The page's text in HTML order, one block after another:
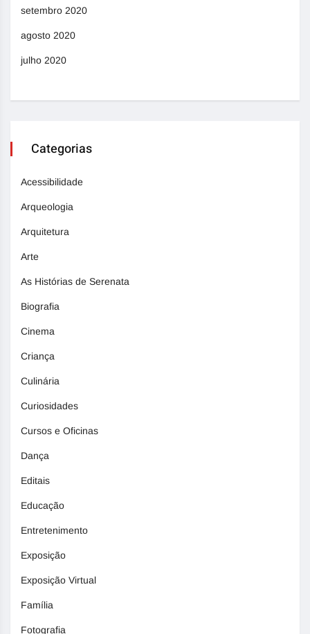
setembro 2020
agosto 2020
julho 2020
Categorias
Acessibilidade
Arqueologia
Arquitetura
Arte
As Histórias de Serenata
Biografia
Cinema
Criança
Culinária
Curiosidades
Cursos e Oficinas
Dança
Editais
Educação
Entretenimento
Exposição
Exposição Virtual
Família
Fotografia